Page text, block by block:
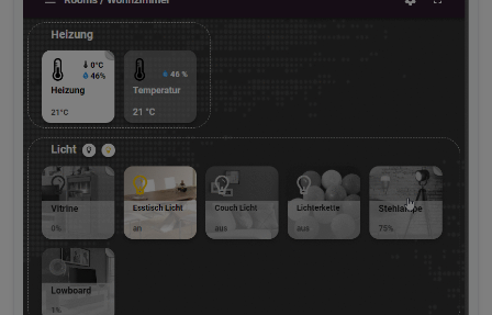
Die folgenden Module sind aktuell (Februar 2020)
verfügbar und können frei konfiguriert werden.
aktuelle Liste der Module ist im Wiki zu finden
AdapterStatus
Chart